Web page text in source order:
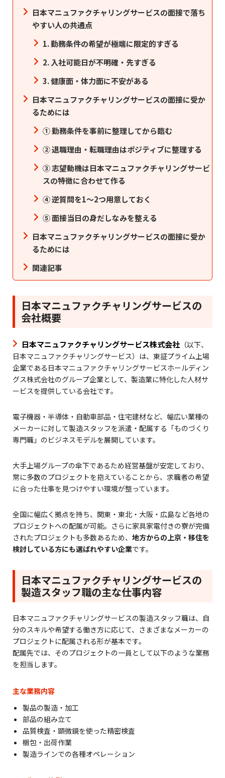
日本マニュファクチャリングサービスの面接で落ち
やすい人の共通点
1. 勤務条件の希望が極端に限定的すぎる
2. 入社可能日が不明確・先すぎる
3. 健康面・体力面に不安がある
日本マニュファクチャリングサービスの面接に受か
るためには
① 勤務条件を事前に整理してから臨む
② 退職理由・転職理由はポジティブに整理する
③ 志望動機は日本マニュファクチャリングサービ
スの特徴に合わせて作る
④ 逆質問を1〜2つ用意しておく
⑤ 面接当日の身だしなみを整える
日本マニュファクチャリングサービスの面接に受か
るためには
関連記事
日本マニュファクチャリングサービスの
会社概要
日本マニュファクチャリングサービス株式会社 （以下、
日本マニュファクチャリングサービス）は、東証プライム上場
企業である日本マニュファクチャリングサービスホールディン
グス株式会社のグループ企業として、製造業に特化した人材サ
ービスを提供している会社です。
電子機器・半導体・自動車部品・住宅建材など、幅広い業種の
メーカーに対して製造スタッフを派遣・配属する「ものづくり
専門職」のビジネスモデルを展開しています。
大手上場グループの傘下であるため経営基盤が安定しており、
常に多数のプロジェクトを抱えていることから、求職者の希望
に合った仕事を見つけやすい環境が整っています。
全国に幅広く拠点を持ち、関東・東北・大阪・広島など各地の
プロジェクトへの配属が可能。さらに家具家電付きの寮が完備
されたプロジェクトも多数あるため、 地方からの上京・移住を
検討している方にも選ばれやすい企業です。
日本マニュファクチャリングサービスの
製造スタッフ職の主な仕事内容
日本マニュファクチャリングサービスの製造スタッフ職は、自
分のスキルや希望する働き方に応じて、さまざまなメーカーの
プロジェクトに配属される形が基本です。
配属先では、そのプロジェクトの一員として以下のような業務
を担当します。
主な業務内容
製品の製造・加工
部品の組み立て
品質検査・顕微鏡を使った精密検査
梱包・出荷作業
製造ラインでの各種オペレーション